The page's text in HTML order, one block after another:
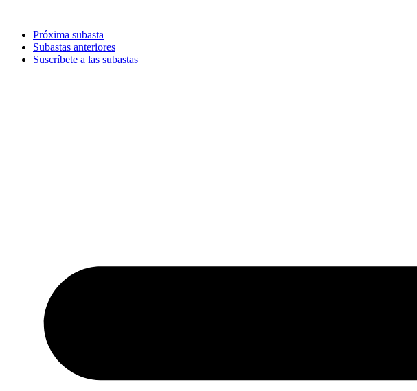
contenidoPróxima subasta
Subastas anteriores
Suscríbete a las subastas